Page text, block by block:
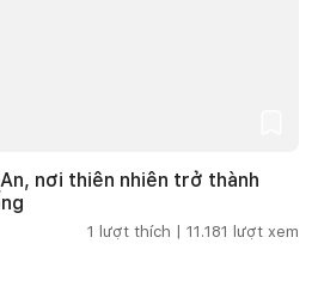
nơi thiên nhiên trở thành
1 lượt thích | 11.181 lượt xem